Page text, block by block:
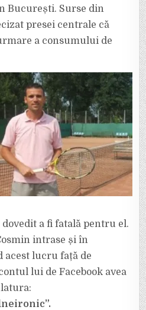
CAUZA
DROGURILOR.
COSMIN
STAN,
FIUL
ANTRENORULUI
STAN,
A
FOST
GĂSIT
MORT
ÎNTR-
O
LOCUINȚĂ
DIN
BUCUREȘTI.
București. Surse din
presei centrale că
a consumului de
a fi fatală pentru el.
intrase și în
acest lucru față de
lui de Facebook avea